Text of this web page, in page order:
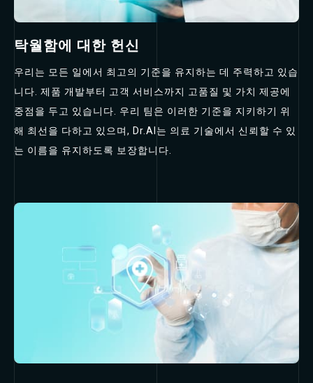
탁월함에 대한 헌신
우리는 모든 일에서 최고의 기준을 유지하는 데 주력하고 있습
니다. 제품 개발부터 고객 서비스까지 고품질 및 가치 제공에
중점을 두고 있습니다. 우리 팀은 이러한 기준을 지키하기 위
해 최선을 다하고 있으며, Dr.AI는 의료 기술에서 신뢰할 수 있
는 이름을 유지하도록 보장합니다.